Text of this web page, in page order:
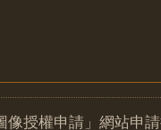
像授權申請」網站申